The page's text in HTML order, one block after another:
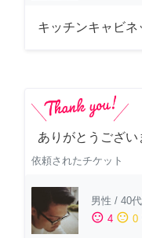
キッチンキャビネ
ありがとうござい
依頼されたチケット
男性 / 40代
sentiment_satisfied 4 sentiment_neutral 0